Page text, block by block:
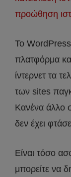
προώθηση
Το WordPress
πλατφόρμα
ίντερνετ τα
των sites
Κανένα άλλο
δεν έχει
Είναι τόσο
μπορείτε να